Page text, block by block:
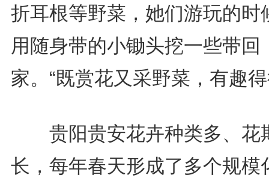
折耳根等野菜，她们游玩的时
用随身带的小锄头挖一些带回
家。“既赏花又采野菜，有趣
贵阳贵安花卉种类多、花
长，每年春天形成了多个规模